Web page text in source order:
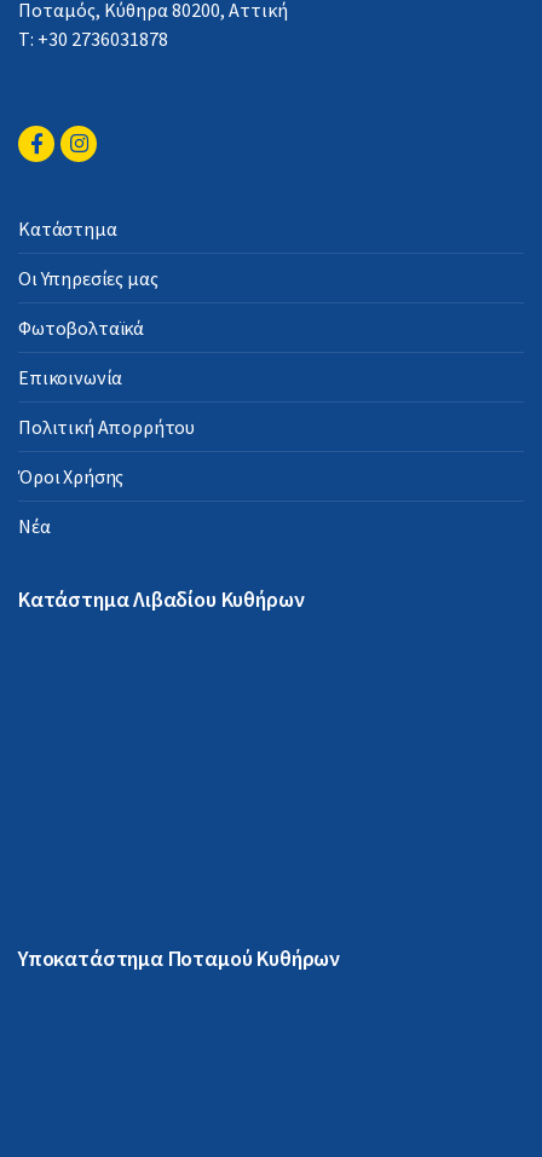
Ποταμός, Κύθηρα 80200, Αττική
Τ: +30 2736031878
Κατάστημα
Οι Υπηρεσίες μας
Φωτοβολταϊκά
Επικοινωνία
Πολιτική Απορρήτου
Όροι Χρήσης
Νέα
Κατάστημα Λιβαδίου Κυθήρων
Υποκατάστημα Ποταμού Κυθήρων